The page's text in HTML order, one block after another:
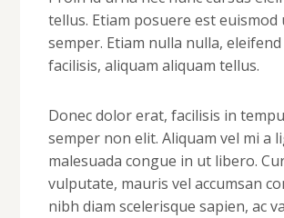
tellus. Etiam posuere est euismod
semper. Etiam nulla nulla,
facilisis, aliquam aliquam tellus.
Donec dolor erat, facilisis in
semper non elit. Aliquam vel mi a
malesuada congue in ut libero.
vulputate, mauris vel accumsan
nibh diam scelerisque sapien, ac